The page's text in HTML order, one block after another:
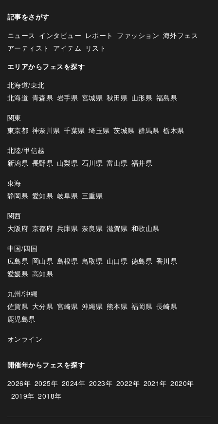
記事をさがす
ニュース インタビュー レポート ファッション 海外フェス
アーティスト アイテム リスト
エリアからフェスを探す
北海道/東北
北海道 青森県 岩手県 宮城県 秋田県 山形県 福島県
関東
東京都 神奈川県 千葉県 埼玉県 茨城県 群馬県 栃木県
北陸/甲信越
新潟県 長野県 山梨県 石川県 富山県 福井県
東海
静岡県 愛知県 岐阜県 三重県
関西
大阪府 京都府 兵庫県 奈良県 滋賀県 和歌山県
中国/四国
広島県 岡山県 島根県 鳥取県 山口県 徳島県 香川県
愛媛県 高知県
九州/沖縄
佐賀県 大分県 宮崎県 沖縄県 熊本県 福岡県 長崎県
鹿児島県
オンライン
開催年からフェスを探す
2026年 2025年 2024年 2023年 2022年 2021年 2020年
2019年 2018年